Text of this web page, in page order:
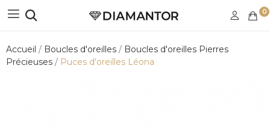
0
Accueil Boucles d'oreilles
Boucles d'oreilles Pierres
Précieuses
Puces d'oreilles Léona